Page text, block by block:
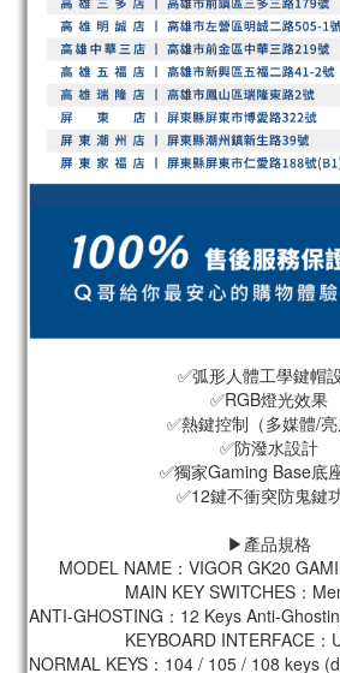
✅弧形人體工學鍵帽
✅RGB燈光效果
✅熱鍵控制（多媒體/亮
✅防潑水設計
✅獨家Gaming Base底
✅12鍵不衝突防鬼鍵
▶️產品規格
MODEL NAME：VIGOR GK20
MAIN KEY SWITCHES：
KEYBOARD INTERFACE